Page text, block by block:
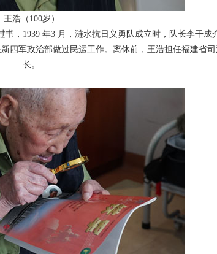
王浩（100岁）
书，1939 年3 月，涟水抗日义勇队成立时，队长李干成
四军政治部做过民运工作。离休前，王浩担任福建省
长。